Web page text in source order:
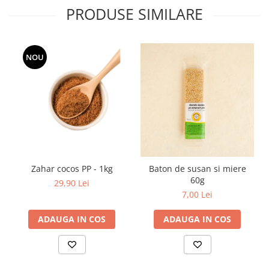
PRODUSE SIMILARE
NOU
Zahar cocos PP - 1kg
29,90 Lei
ADAUGA IN COS
Baton de susan si miere
60g
7,00 Lei
ADAUGA IN COS